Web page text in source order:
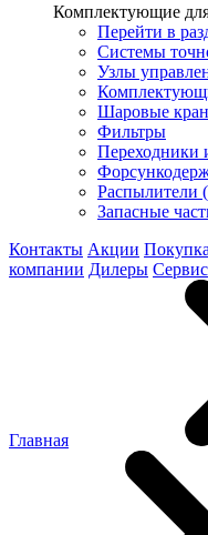
Комплектующие
Перейти в
Системы
Узлы
Шаровые
Фильтры
Переходники
Распылители
Запасные
Контакты Акции
компании Дилеры Сервис
Главная